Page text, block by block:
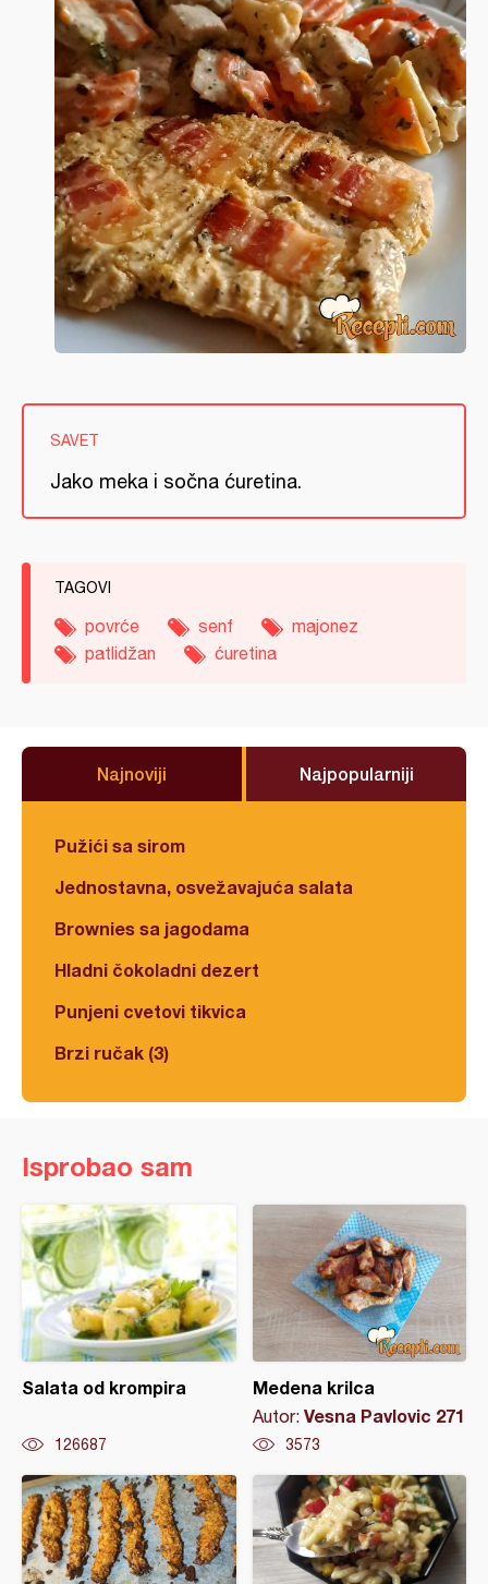
SAVET
Jako meka i sočna ćuretina.
TAGOVI
povrće senf
majonez
patlidžan
ćuretina
Najnoviji Najpopularniji
Pužići sa sirom
Jednostavna, osvežavajuća salata
Brownies sa jagodama
Hladni čokoladni dezert
Punjeni cvetovi tikvica
Brzi ručak (3)
Isprobao sam
Salata od krompira
126687
Medena krilca
Autor: Vesna Pavlovic 271
3573